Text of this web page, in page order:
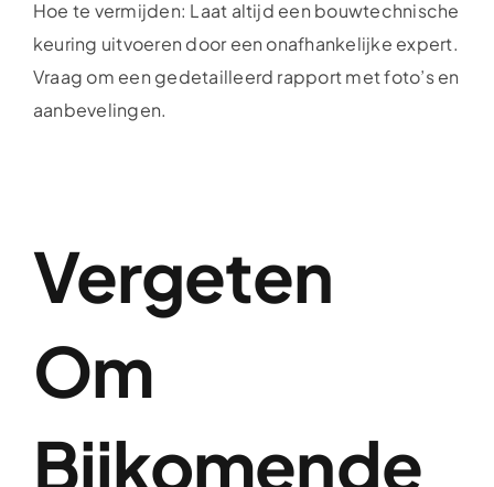
Hoe te vermijden: Laat altijd een bouwtechnische
keuring uitvoeren door een onafhankelijke expert.
Vraag om een gedetailleerd rapport met foto’s en
aanbevelingen.
Vergeten
Om
Bijkomende